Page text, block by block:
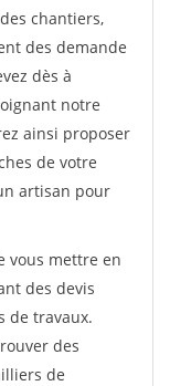
chantiers,
des demande
dès à
notre
ainsi proposer
de votre
artisan pour
vous mettre en
des devis
de travaux.
des
de